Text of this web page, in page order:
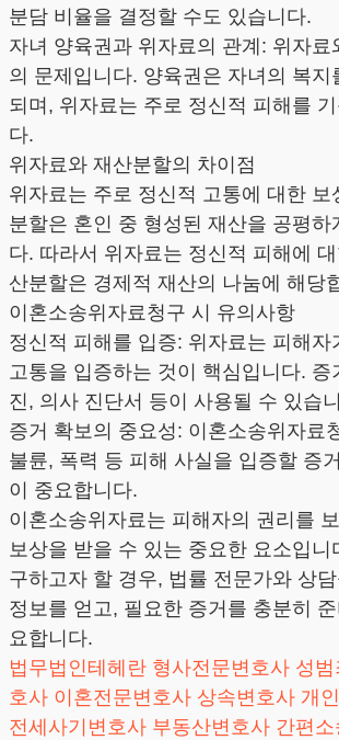
분담 비율을 결정할 수도 있습니다.
자녀 양육권과 위자료의 관계: 위자료
의 문제입니다. 양육권은 자녀의 복지
되며, 위자료는 주로 정신적 피해를
다.
위자료와 재산분할의 차이점
위자료는 주로 정신적 고통에 대한 보
분할은 혼인 중 형성된 재산을 공평하
다. 따라서 위자료는 정신적 피해에
산분할은 경제적 재산의 나눔에 해당
이혼소송위자료청구 시 유의사항
정신적 피해를 입증: 위자료는 피해자
고통을 입증하는 것이 핵심입니다. 증
진, 의사 진단서 등이 사용될 수 있습
증거 확보의 중요성: 이혼소송위자료
불륜, 폭력 등 피해 사실을 입증할 증
이 중요합니다.
이혼소송위자료는 피해자의 권리를
보상을 받을 수 있는 중요한 요소입니
구하고자 할 경우, 법률 전문가와 상
정보를 얻고, 필요한 증거를 충분히
요합니다.
법무법인테헤란 형사전문변호사 성
호사 이혼전문변호사 상속변호사 개
전세사기변호사 부동산변호사 간편소